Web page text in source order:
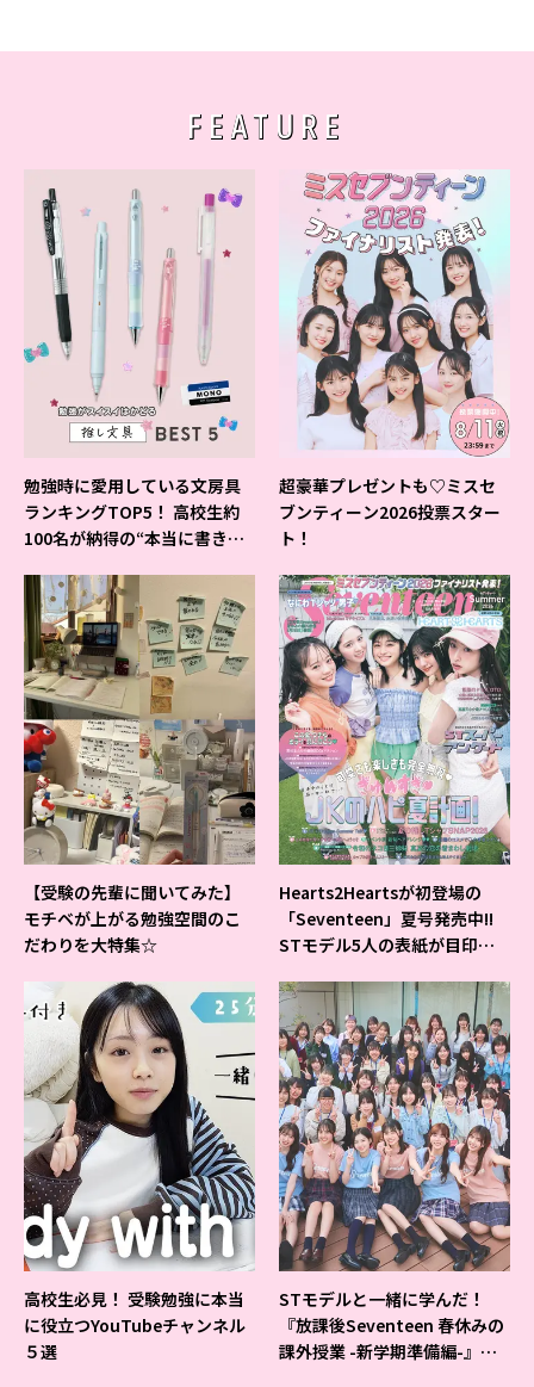
FEATURE
勉強時に愛用している文房具
ランキングTOP5！ 高校生約
100名が納得の“本当に書きや
超豪華プレゼントも♡ミスセ
ブンティーン2026投票スター
ト！
【受験の先輩に聞いてみた】
モチベが上がる勉強空間のこ
だわりを大特集☆
Hearts2Heartsが初登場の
「Seventeen」夏号発売中!!
STモデル5人の表紙が目印だ
高校生必見！ 受験勉強に本当
に役立つYouTubeチャンネル
５選
STモデルと一緒に学んだ！
『放課後Seventeen 春休みの
課外授業 -新学期準備編-』イ